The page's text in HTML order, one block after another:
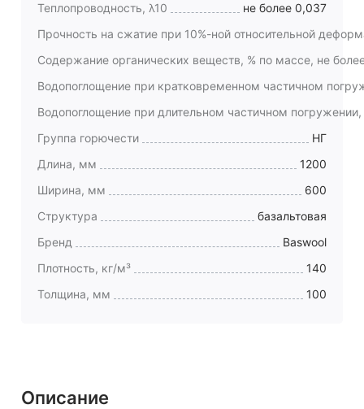
Теплопроводность, λ10
не более 0,037
Прочность на сжатие при 10%-ной относительной
Содержание органических веществ, % по массе, не
Водопоглощение при кратковременном частичном
Водопоглощение при длительном частичном погружении,
Группа горючести
НГ
Длина, мм
1200
Ширина, мм
600
Структура
базальтовая
Бренд
Baswool
Плотность, кг/м³
140
Толщина, мм
100
Описание